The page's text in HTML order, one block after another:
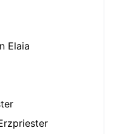
Elaia